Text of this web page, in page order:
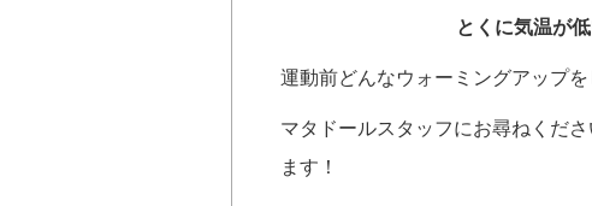
とくに気温が
運動前どんなウォーミングアップ
マタドールスタッフにお尋ねくだ
ます！